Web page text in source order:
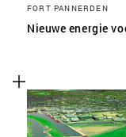
FORT PANNERDEN
Nieuwe energie